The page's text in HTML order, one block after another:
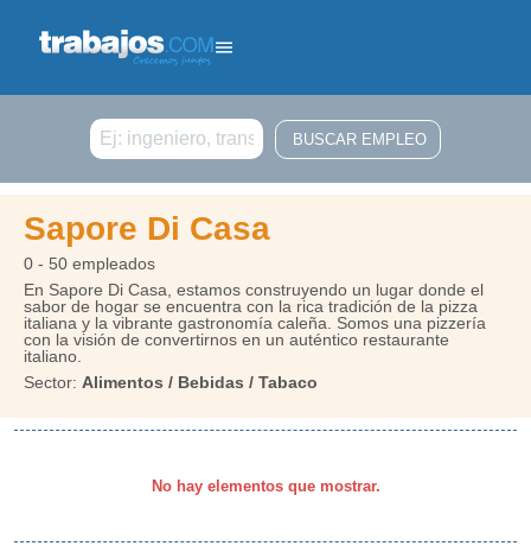
Buscar
Sapore Di Casa
0 - 50 empleados
En Sapore Di Casa, estamos construyendo un lugar donde el
sabor de hogar se encuentra con la rica tradición de la pizza
italiana y la vibrante gastronomía caleña. Somos una pizzería
con la visión de convertirnos en un auténtico restaurante
italiano.
Sector: Alimentos / Bebidas / Tabaco
No hay elementos que mostrar.